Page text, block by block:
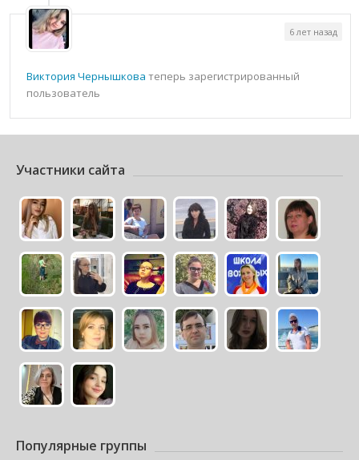
Виктория Чернышкова теперь зарегистрированный
пользователь
6 лет назад
Участники сайта
Популярные группы